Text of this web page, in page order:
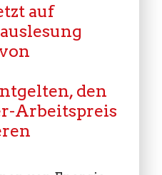
auf
den
Arbeitspreis